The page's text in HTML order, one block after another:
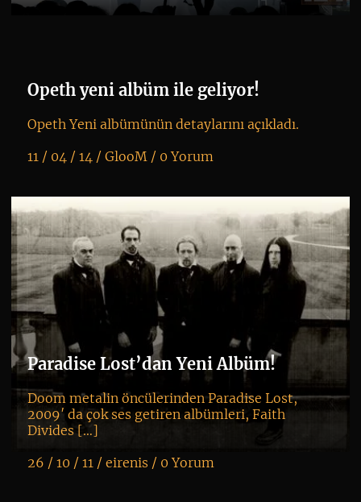
Opeth yeni albüm ile geliyor!
Opeth Yeni albümünün detaylarını açıkladı.
11 / 04 / 14 / GlooM/ 0 Yorum
Paradise Lost’dan Yeni Albüm!
Doom metalin öncülerinden Paradise Lost,
2009′ da çok ses getiren albümleri, Faith
Divides […]
26 / 10 / 11 / eirenis / 0 Yorum